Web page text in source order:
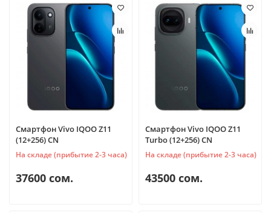
Смартфон Vivo IQOO Z11
(12+256) CN
На складе (прибытие 2-3 часа)
37600 сом.
Смартфон Vivo IQOO Z11
Turbo (12+256) CN
На складе (прибытие 2-3 часа)
43500 сом.